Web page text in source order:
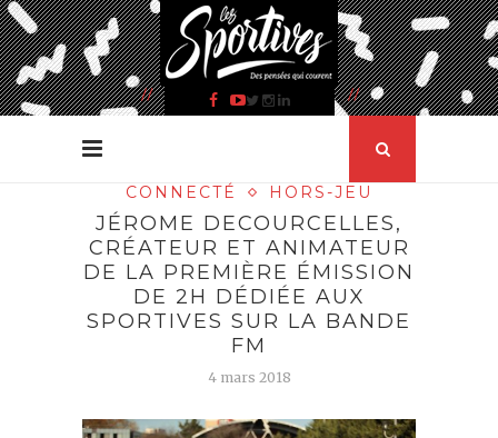
CONNECTÉ HORS-JEU
JÉROME DECOURCELLES,
CRÉATEUR ET ANIMATEUR
DE LA PREMIÈRE ÉMISSION
DE 2H DÉDIÉE AUX
SPORTIVES SUR LA BANDE
FM
4 mars 2018